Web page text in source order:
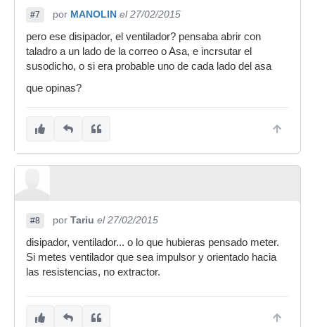
#7 por MANOLIN el 27/02/2015
pero ese disipador, el ventilador? pensaba abrir con
taladro a un lado de la correo o Asa, e incrsutar el
susodicho, o si era probable uno de cada lado del asa
que opinas?
#8 por Tariu el 27/02/2015
disipador, ventilador... o lo que hubieras pensado meter.
Si metes ventilador que sea impulsor y orientado hacia
las resistencias, no extractor.